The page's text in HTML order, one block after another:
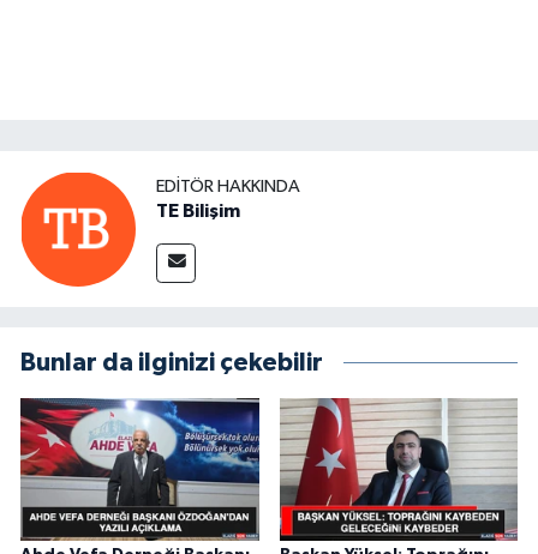
EDITÖR HAKKINDA
TE Bilişim
Bunlar da ilginizi çekebilir